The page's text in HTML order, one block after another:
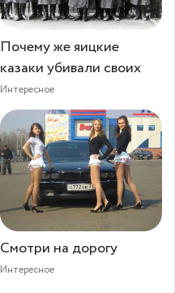
Почему же яицкие
казаки убивали своих
Интересное
Смотри на дорогу
Интересное